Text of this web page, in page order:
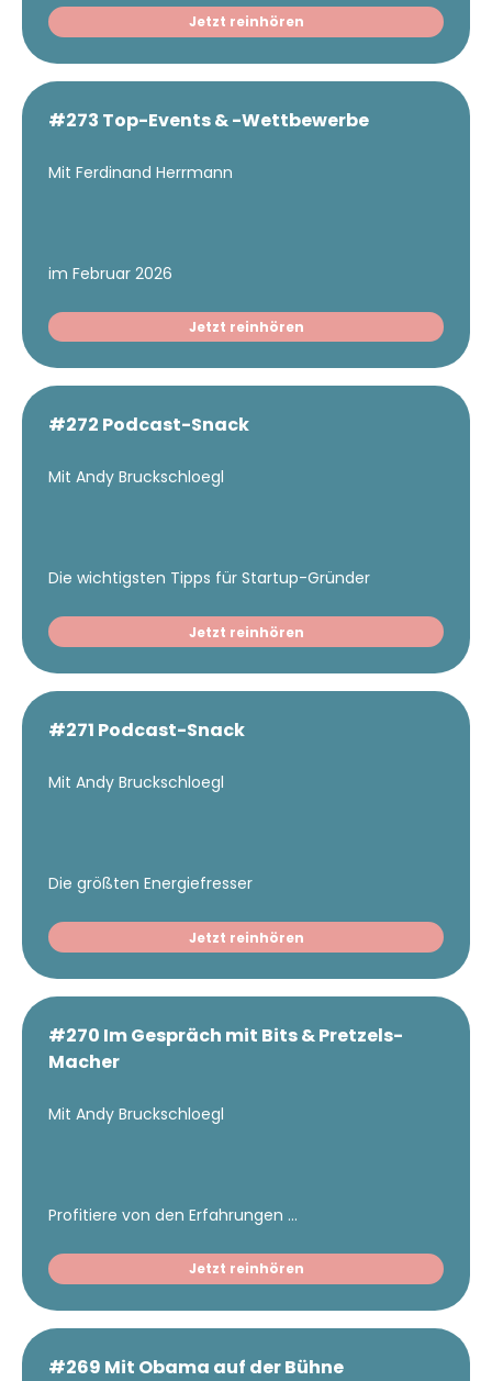
Jetzt reinhören
#273 Top-Events & -Wettbewerbe
Mit Ferdinand Herrmann
im Februar 2026
Jetzt reinhören
#272 Podcast-Snack
Mit Andy Bruckschloegl
Die wichtigsten Tipps für Startup-Gründer
Jetzt reinhören
#271 Podcast-Snack
Mit Andy Bruckschloegl
Die größten Energiefresser
Jetzt reinhören
#270 Im Gespräch mit Bits & Pretzels-
Macher
Mit Andy Bruckschloegl
Profitiere von den Erfahrungen ...
Jetzt reinhören
#269 Mit Obama auf der Bühne